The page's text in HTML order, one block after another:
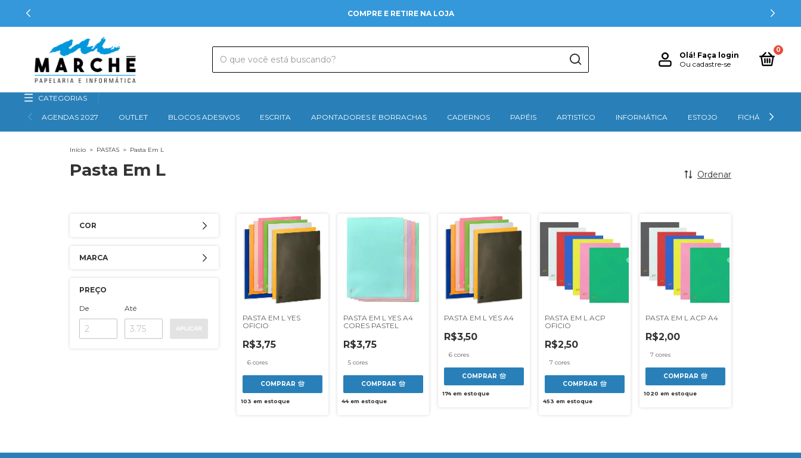
COMPRE E RETIRE NA LOJA
Olá! Faça login
Ou cadastre-se
0
CATEGORIAS
AGENDAS 2027 OUTLET BLOCOS ADESIVOS ESCRITA APONTADORES E BORRACHAS CADERNOS PAPÉIS ARTISTÍCO INFORMÁTICA ESTOJO FICHÁRIOS
Início > PASTAS > Pasta Em L
Pasta Em L Ordenar
COR
MARCA
PREÇO
De Até
APLICAR
PASTA EM L YES
OFICIO
R$3,75
6 cores
COMPRAR
103 em estoque
PASTA EM L YES A4
CORES PASTEL
R$3,75
5 cores
COMPRAR
44em estoque
PASTA EM L YES A4
R$3,50
6 cores
COMPRAR
174em estoque
PASTA EM L ACP
OFICIO
R$2,50
7 cores
COMPRAR
453 em estoque
PASTA EM L ACP A4
R$2,00
7 cores
COMPRAR
1020 em estoque